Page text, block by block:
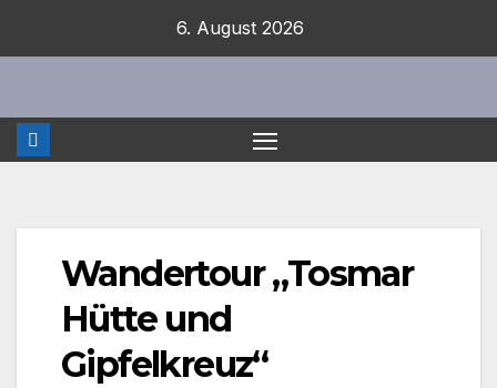
6. August 2026
Wandertour „Tosmar
Hütte und
Gipfelkreuz“